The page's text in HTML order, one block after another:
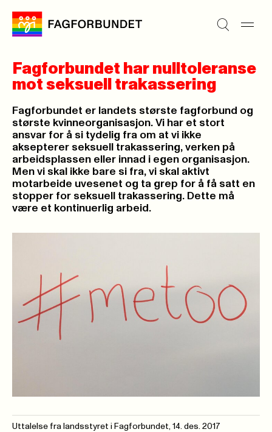
Fagforbundet har nulltoleranse
mot seksuell trakassering
Fagforbundet er landets største fagforbund og
største kvinneorganisasjon. Vi har et stort
ansvar for å si tydelig fra om at vi ikke
aksepterer seksuell trakassering, verken på
arbeidsplassen eller innad i egen organisasjon.
Men vi skal ikke bare si fra, vi skal aktivt
motarbeide uvesenet og ta grep for å få satt en
stopper for seksuell trakassering. Dette må
være et kontinuerlig arbeid.
Uttalelse fra landsstyret i Fagforbundet, 14. des. 2017